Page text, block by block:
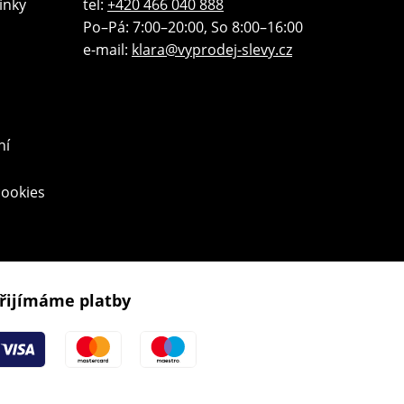
tel: +420 466 040 888
Po–Pá: 7:00–20:00, So 8:00–16:00
e-mail: klara@vyprodej-slevy.cz
platby